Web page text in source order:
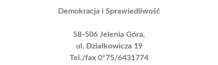
Demokracja i Sprawiedliwość
58-506 Jelenia Góra,
ul. Działkowicza 19
Tel./fax 0*75/6431774